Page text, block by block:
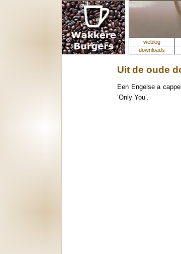
weblog
downloads
Uit de oude
Een Engelse a
‘Only You’.